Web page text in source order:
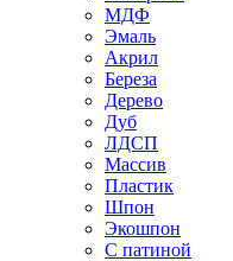
МДФ
Эмаль
Акрил
Береза
Дерево
Дуб
ЛДСП
Массив
Пластик
Шпон
Экошпон
С патиной